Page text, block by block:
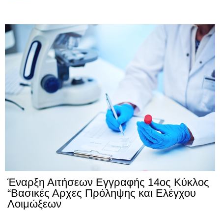
Έναρξη Αιτήσεων Εγγραφής 14ος Κύκλος
“Βασικές Αρχες Πρόληψης και Ελέγχου
Λοιμώξεων